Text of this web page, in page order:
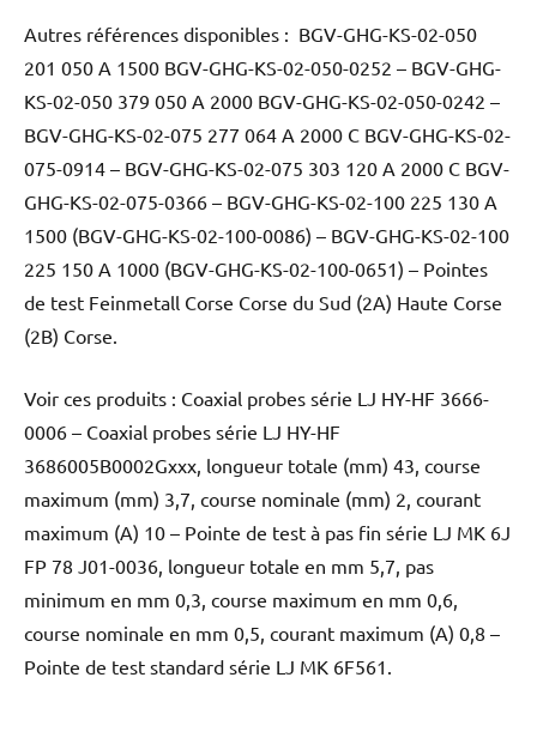
Autres références disponibles : BGV-GHG-KS-02-050
201 050 A 1500 BGV-GHG-KS-02-050-0252 – BGV-GHG-
KS-02-050 379 050 A 2000 BGV-GHG-KS-02-050-0242 –
BGV-GHG-KS-02-075 277 064 A 2000 C BGV-GHG-KS-02-
075-0914 – BGV-GHG-KS-02-075 303 120 A 2000 C BGV-
GHG-KS-02-075-0366 – BGV-GHG-KS-02-100 225 130 A
1500 (BGV-GHG-KS-02-100-0086) – BGV-GHG-KS-02-100
225 150 A 1000 (BGV-GHG-KS-02-100-0651) – Pointes
de test Feinmetall Corse Corse du Sud (2A) Haute Corse
(2B) Corse.
Voir ces produits : Coaxial probes série LJ HY-HF 3666-
0006 – Coaxial probes série LJ HY-HF
3686005B0002Gxxx, longueur totale (mm) 43, course
maximum (mm) 3,7, course nominale (mm) 2, courant
maximum (A) 10 – Pointe de test à pas fin série LJ MK 6J
FP 78 J01-0036, longueur totale en mm 5,7, pas
minimum en mm 0,3, course maximum en mm 0,6,
course nominale en mm 0,5, courant maximum (A) 0,8 –
Pointe de test standard série LJ MK 6F561.